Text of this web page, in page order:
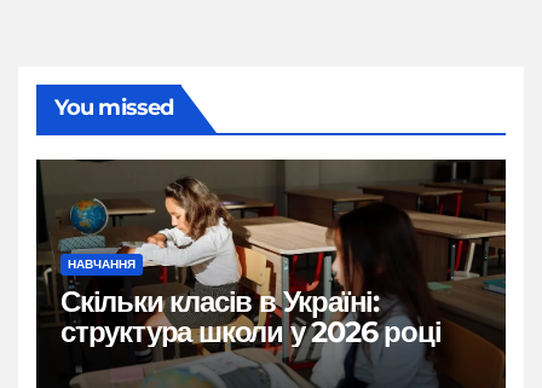
You missed
НАВЧАННЯ
Скільки класів в Україні:
структура школи у 2026 році